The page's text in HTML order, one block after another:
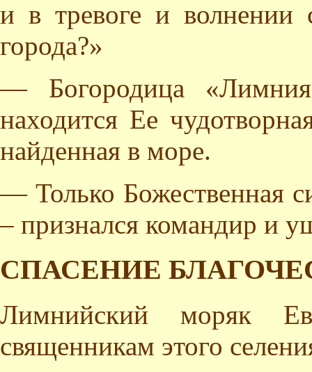
и в тревоге и волнении
города?»
— Богородица
находится Ее
найденная в море.
— Только Божественная
– признался командир и
СПАСЕНИЕ
Лимнийский моряк
священникам этого